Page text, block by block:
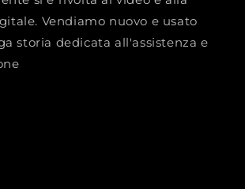
Vendiamo nuovo e usato
storia dedicata all'assistenza e